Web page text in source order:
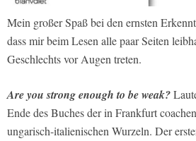
Mein großer Spaß bei den ernsten
dass mir beim Lesen alle paar Seiten
Geschlechts vor Augen treten.
Are you strong enough to be weak?
Ende des Buches der in Frankfurt
ungarisch-italienischen Wurzeln. Der